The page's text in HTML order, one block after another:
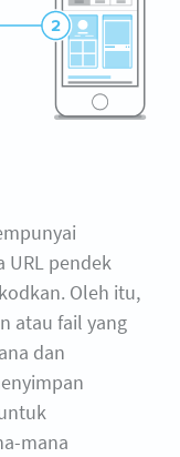
URL pendek
Oleh itu,
atau fail yang
dan
mana